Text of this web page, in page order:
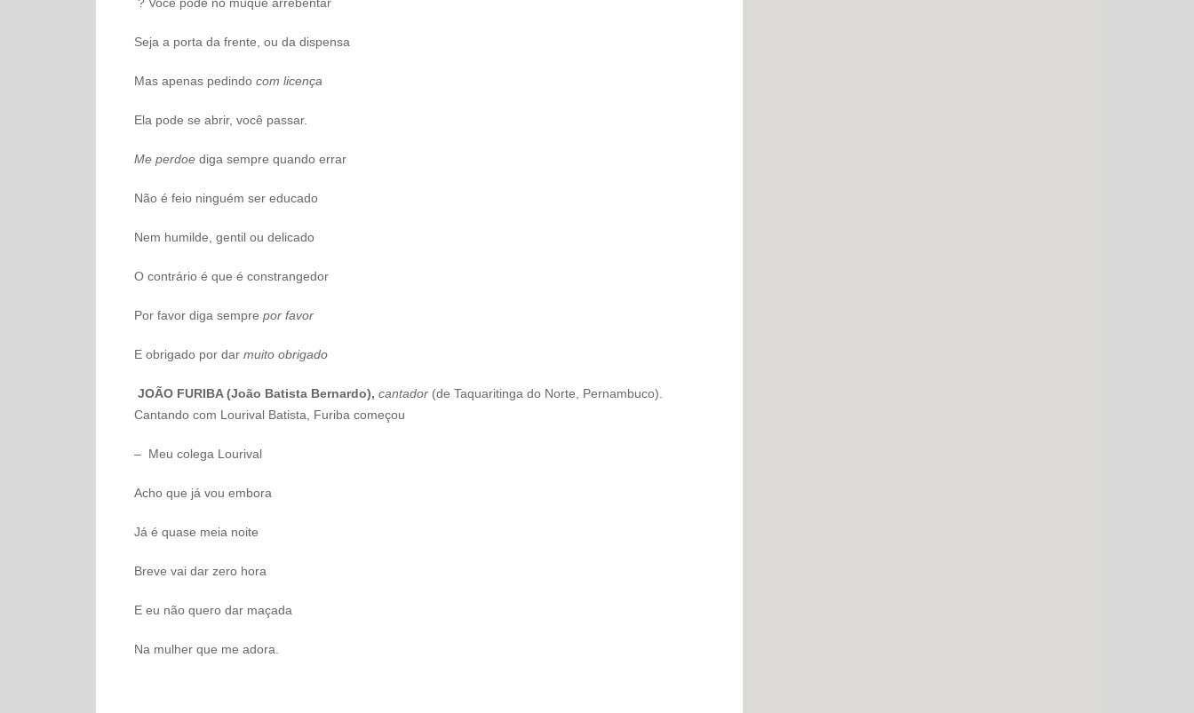
Seja a porta da frente, ou da dispensa
Mas apenas pedindo com licença
Ela pode se abrir, você passar.
Me perdoe diga sempre quando errar
Não é feio ninguém ser educado
Nem humilde, gentil ou delicado
O contrário é que é constrangedor
Por favor diga sempre por favor
E obrigado por dar muito obrigado
JOÃO FURIBA (João Batista Bernardo), cantador(de Taquaritinga do Norte, Pernambuco).
Cantando com Lourival Batista, Furiba começou
– Meu colega Lourival
Acho que já vou embora
Já é quase meia noite
Breve vai dar zero hora
E eu não quero dar maçada
Na mulher que me adora.